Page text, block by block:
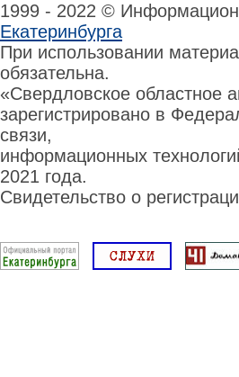
1999 - 2022 ©
Екатеринбурга
При использовании
обязательна.
«Свердловское областное
зарегистрировано в
связи,
информационных
2021 года.
Свидетельство о